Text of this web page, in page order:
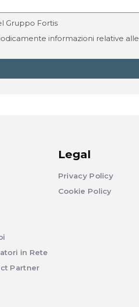
Gruppo Fortis
informazioni relative alle
in Rete
Partner
Legal
Privacy Policy
Cookie Policy